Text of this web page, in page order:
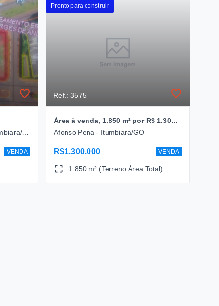
VENDA
Pronto para construir
Ref.: 3575
Área à venda, 1.850 m² por R$ 1.300.000 - Bairro Afonso Pena - Itumbiara/GO
Afonso Pena - Itumbiara/GO
R$1.300.000 VENDA
1.850 m² (Terreno Área Total)